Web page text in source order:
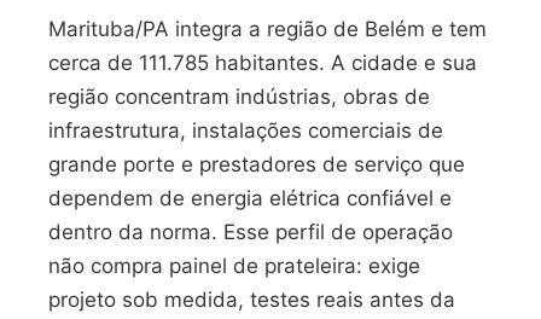
Marituba/PA integra a região de Belém e tem
cerca de 111.785 habitantes. A cidade e sua
região concentram indústrias, obras de
infraestrutura, instalações comerciais de
grande porte e prestadores de serviço que
dependem de energia elétrica confiável e
dentro da norma. Esse perfil de operação
não compra painel de prateleira: exige
projeto sob medida, testes reais antes da